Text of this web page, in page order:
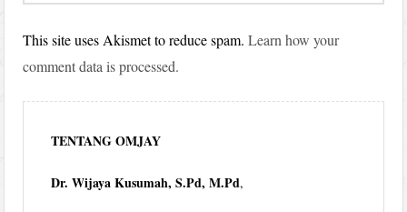
This site uses Akismet to reduce spam.Learn how your
comment data is processed.
TENTANG OMJAY
Dr. Wijaya Kusumah, S.Pd, M.Pd,